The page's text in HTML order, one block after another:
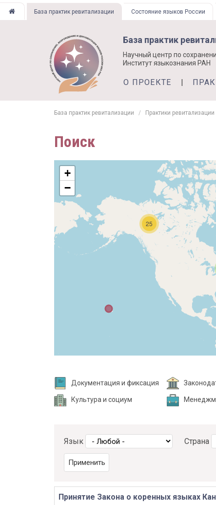
Перейти
База практик ревитализации Состояние языков России
База практик
Научный центр по
Институт языкознания РАН
О ПРОЕКТЕ
База практик ревитализации Практики ревитализации
Поиск
25
+
−
Документация и фиксация
Культура и социум
Язык Страна
Принятие Закона о коренных языках